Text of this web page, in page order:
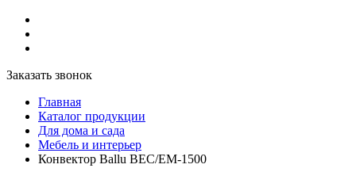
Заказать звонок
Главная
Каталог продукции
Для дома и сада
Мебель и интерьер
Конвектор Ballu BEC/EM-1500